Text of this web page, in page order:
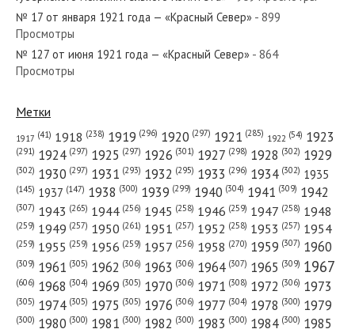
№ 23 от января 1952 года — «Красный Север»
№ 170 от августа 1958 года — «Красный Север»
№ 292 от декабря 1959 года — «Красный Север»
№ 17 от января 1921 года — «Красный Север» - 899
Просмотры
№ 127 от июня 1921 года — «Красный Север» - 864
Просмотры
Метки
1917 (41) 1918 (238) 1919 (296) 1920 (297) 1921 (285) 1922 (54) 1923
(291) 1924 (297) 1925 (297) 1926 (301) 1927 (298) 1928 (302) 1929
(302) 1930 (297) 1931 (293) 1932 (295) 1933 (296) 1934 (302) 1935
(145) 1937 (147) 1938 (300) 1939 (299) 1940 (304) 1941 (309) 1942
(307) 1943 (265) 1944 (256) 1945 (258) 1946 (259) 1947 (258) 1948
(259) 1949 (257) 1950 (261) 1951 (257) 1952 (258) 1953 (257) 1954
(259) 1955 (259) 1956 (259) 1957 (256) 1958 (270) 1959 (307) 1960
(309) 1961 (305) 1962 (306) 1963 (306) 1964 (307) 1965 (309) 1967
(606) 1968 (304) 1969 (305) 1970 (306) 1971 (308) 1972 (306) 1973
(305) 1974 (305) 1975 (305) 1976 (306) 1977 (304) 1978 (300) 1979
(300) 1980 (300) 1981 (300) 1982 (300) 1983 (300) 1984 (300) 1985